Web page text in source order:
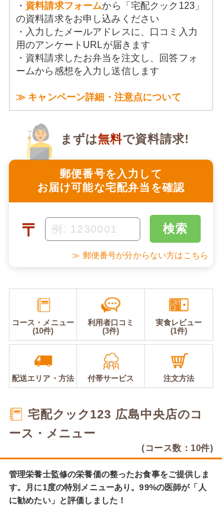
・ 資料請求フォームから「宅配クック123」
の資料請求をお申し込みください
・入力したメールアドレスに、口コミ入力
用のアンケートURLが届きます
・資料請求したお弁当を注文し、回答フォ
ームから感想を入力し送信します
≫ キャンペーン詳細・注意点について
郵便番号を入力して
お届け可能な宅配弁当を確認
まずは無料で資料請求!
〒 検索
≫ 郵便番号が分からない方はこちら
コース・メニュー
(10件)
利用者口コミ
(3件)
実食レビュー
(1件)
配送エリア・ 方法 付帯サービス 注文方法
宅配クック123 広島中央店のコ
ース・メニュー
(コース数：10件)
管理栄養士監修の栄養価の整ったお食事をご提供しま
す。月に1度の特別メニューあり。99%の医師が「人
に勧めたい」と評価しました！